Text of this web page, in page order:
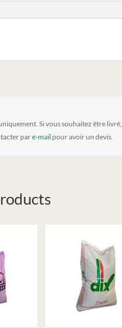
Si vous souhaitez être livré,
pare-mail pour avoir un devis.